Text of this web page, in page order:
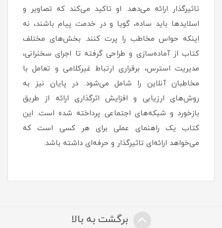
تاثیرگذار ارائه می‌دهد. او تاکید می‌کند که تصاویر و
اسلایدها باید ساده، گویا و در خدمت پیام باشند، نه
اینکه حواس مخاطب را پرت کنند. بخش‌های مختلف
کتاب از آماده‌سازی و طراحی گرفته تا اجرای سخنرانی،
مدیریت استرس، برقراری ارتباط غیرکلامی و تعامل با
مخاطبان آنلاین را شامل می‌شود. در پایان نیز به
روش‌های ارزیابی و افزایش اثرگذاری ارائه از طریق
بازخورد و شبکه‌های اجتماعی پرداخته شده است. این
کتاب یک راهنمای عملی برای هر کسی است که
می‌خواهد ارائه‌ای تاثیرگذار و حرفه‌ای داشته باشد.
برگشت به بالا